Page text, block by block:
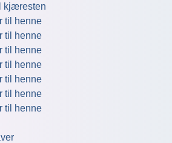
kjæresten
til henne
til henne
til henne
til henne
til henne
til henne
til henne